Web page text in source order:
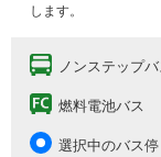
します。
ノンステップバ
燃料電池バス
選択中のバス停